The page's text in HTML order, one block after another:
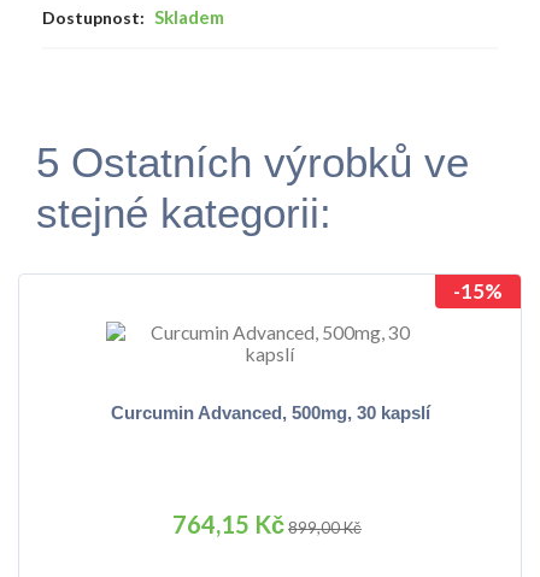
Dostupnost: Skladem
5 Ostatních výrobků ve
stejné kategorii:
Curcumin Advanced, 500mg, 30 kapslí
764,15 Kč899,00 Kč
-15%